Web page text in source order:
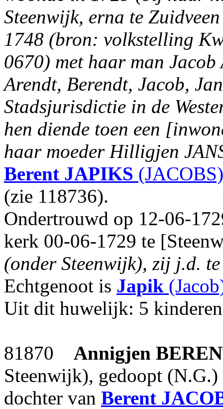
Steenwijk, erna te
1748 (bron: volkstelling
0670) met haar man
Arendt, Berendt, Jacob,
Stadsjurisdictie in de
hen diende toen een
haar moeder Hilligjen
Berent JAPIKS (JACOBS)
(zie 118736).
Ondertrouwd op 12-06-
kerk 00-06-1729 te
(onder Steenwijk), zij j.d.
Echtgenoot is Japik
Uit dit huwelijk: 5
81870 Annigjen
Steenwijk), gedoopt
dochter van Berent